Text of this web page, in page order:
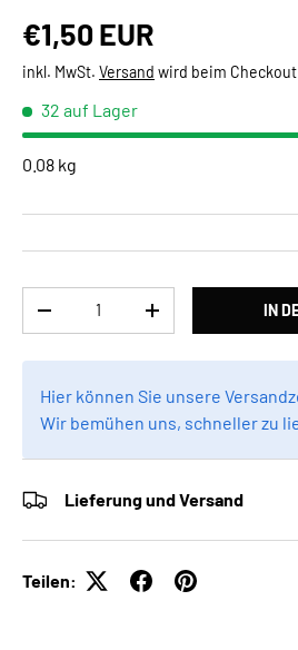
Normaler Preis
€1,50 EUR
inkl. MwSt. Versand wird beim
32 auf Lager
0.08 kg
MENGE VERRINGERNMENGE ERHÖHENIN
Hier können Sie unsere
Wir bemühen uns, schneller zu
Lieferung und Versand
Teilen: